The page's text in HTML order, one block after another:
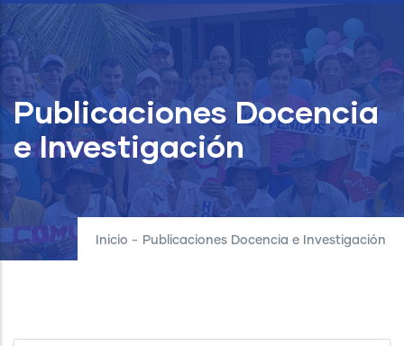
Publicaciones Docencia
e Investigación
Inicio - Publicaciones Docencia e Investigación